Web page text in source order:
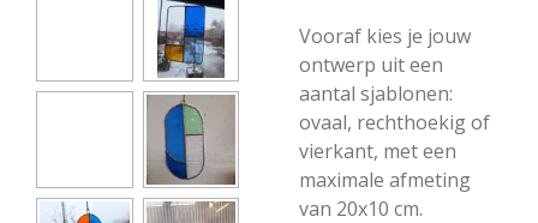
Vooraf kies je jouw
ontwerp uit een
aantal sjablonen:
ovaal, rechthoekig of
vierkant, met een
maximale afmeting
van 20x10 cm.